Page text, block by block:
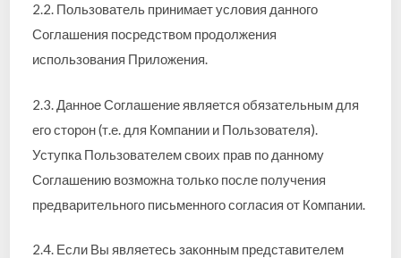
2.2. Пользователь принимает условия данного
Соглашения посредством продолжения
использования Приложения.
2.3. Данное Соглашение является обязательным для
его сторон (т.е. для Компании и Пользователя).
Уступка Пользователем своих прав по данному
Соглашению возможна только после получения
предварительного письменного согласия от Компании.
2.4. Если Вы являетесь законным представителем